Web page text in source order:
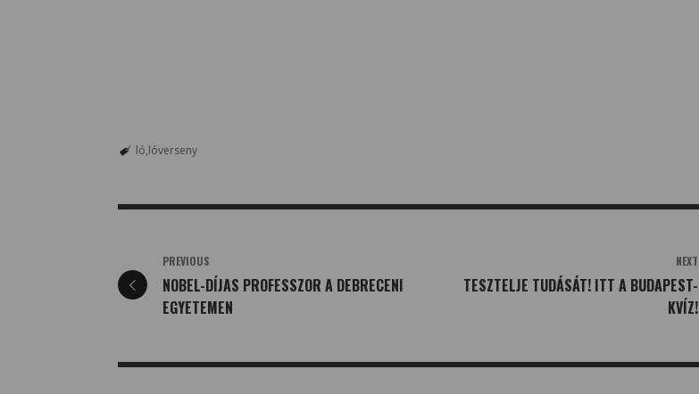
ló lóverseny
PREVIOUS
NOBEL-DÍJAS PROFESSZOR A DEBRECENI
EGYETEMEN
NEXT
TESZTELJE TUDÁSÁT! ITT A BUDAPEST-
KVÍZ!